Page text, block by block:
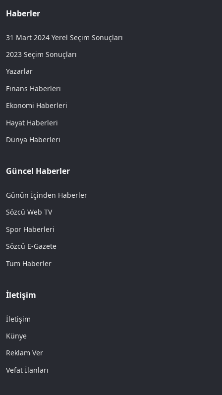
Haberler
31 Mart 2024 Yerel Seçim Sonuçları
2023 Seçim Sonuçları
Yazarlar
Finans Haberleri
Ekonomi Haberleri
Hayat Haberleri
Dünya Haberleri
Güncel Haberler
Günün İçinden Haberler
Sözcü Web TV
Spor Haberleri
Sözcü E-Gazete
Tüm Haberler
İletişim
İletişim
Künye
Reklam Ver
Vefat İlanları